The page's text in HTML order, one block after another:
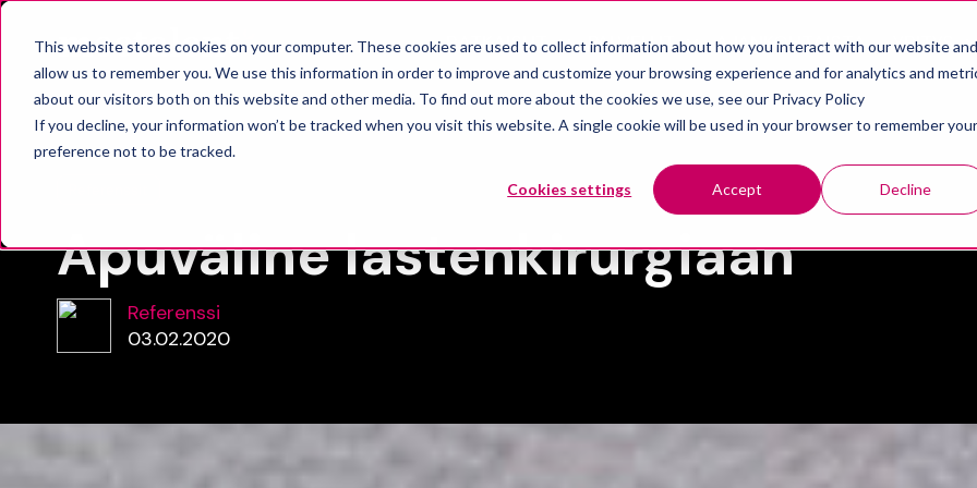
This website stores cookies on your computer. These cookies are used to collect information about how you interact with our website and
allow us to remember you. We use this information in order to improve and customize your browsing experience and for analytics and
about our visitors both on this website and other media. To find out more about the cookies we use, see our Privacy Policy
If you decline, your information won’t be tracked when you visit this website. A single cookie will be used in your browser to remember your
preference not to be tracked.
Cookies settings Accept Decline
RATKAISUT
Show submenu for Ratkaisut
PALVELUT
Show submenu for Palvelut
AJANKOHTAISTA YRITYS
Apuväline lastenkirurgiaan
Referenssi
03.02.2020